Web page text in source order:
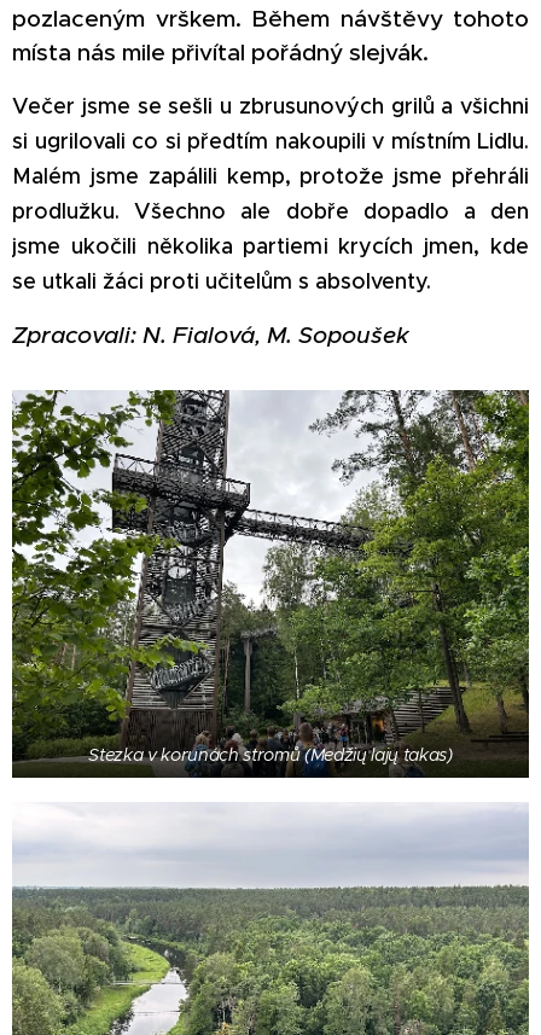
pozlaceným vrškem. Během návštěvy tohoto
místa nás mile přivítal pořádný slejvák.
Večer jsme se sešli u zbrusunových grilů a všichni
si ugrilovali co si předtím nakoupili v místním Lidlu.
Malém jsme zapálili kemp, protože jsme přehráli
prodlužku. Všechno ale dobře dopadlo a den
jsme ukočili několika partiemi krycích jmen, kde
se utkali žáci proti učitelům s absolventy.
Zpracovali: N. Fialová, M. Sopoušek
Stezka v korunách stromů (Medžių lajų takas)